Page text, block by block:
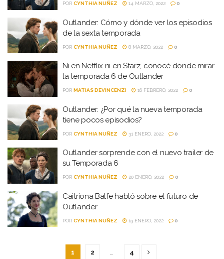
POR CYNTHIA NUÑEZ 14 MARZO, 2022 0
Outlander: Cómo y dónde ver los episodios
de la sexta temporada
POR CYNTHIA NUÑEZ 8 MARZO, 2022 0
Ni en Netflix ni en Starz, conocé donde mirar
la temporada 6 de Outlander
POR MATIAS DEVINCENZI 16 FEBRERO, 2022 0
Outlander: ¿Por qué la nueva temporada
tiene pocos episodios?
POR CYNTHIA NUÑEZ 31 ENERO, 2022 0
Outlander sorprende con el nuevo trailer de
su Temporada 6
POR CYNTHIA NUÑEZ 20 ENERO, 2022 0
Caitriona Balfe habló sobre el futuro de
Outlander
POR CYNTHIA NUÑEZ 19 ENERO, 2022 0
1 2 … 4